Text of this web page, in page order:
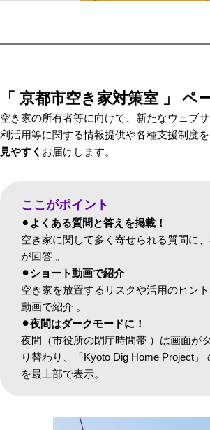
「 京都市空き家対策室 」 ペ
空き家の所有者等に向けて、新たなウェブ
利活用等に関する情報提供や各種支援制度を
見やすく お届けします。
ここがポイント
⚫︎ よくある質問と答えを掲載！
空き家に関して多く寄せられる質問に
が回答 。
⚫︎ショート動画で紹介
空き家を放置するリスクや活用のヒン
動画で紹介 。
⚫︎夜間はダークモードに！
夜間（市役所の閉庁時間帯 ）は画面が
り替わり、「Kyoto Dig Home Project」
を最上部で表示。